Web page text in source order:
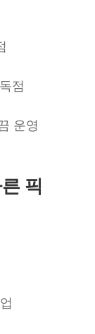
점
운영
픽